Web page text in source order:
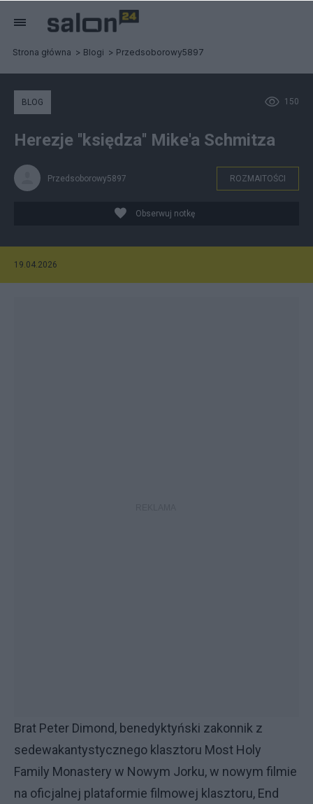
Strona główna Blogi Przedsoborowy5897
150
BLOG
Herezje ''księdza'' Mike'a Schmitza
Przedsoborowy5897 ROZMAITOŚCI
Obserwuj notkę
19.04.2026
Brat Peter Dimond, benedyktyński zakonnik z
sedewakantystycznego klasztoru Most Holy
Family Monastery w Nowym Jorku, w nowym filmie
na oficjalnej plataformie filmowej klasztoru, End